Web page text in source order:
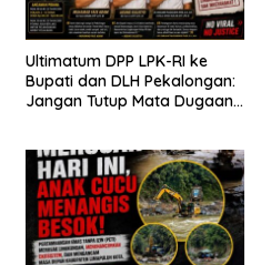
Ultimatum DPP LPK-RI ke
Bupati dan DLH Pekalongan:
Jangan Tutup Mata Dugaan
Hukum Sampai Tingkat Pusat